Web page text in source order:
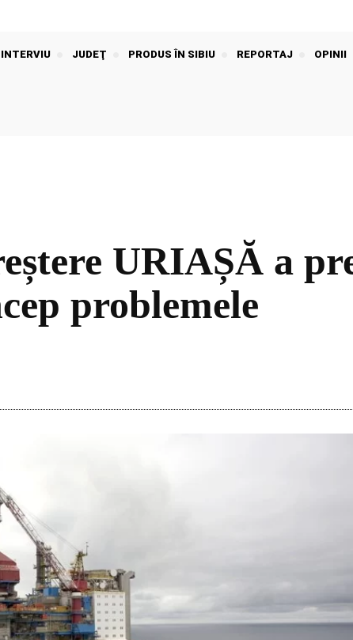
INTERVIU JUDEŢ PRODUS ÎN SIBIU REPORTAJ OPINII
URIAȘĂ a
problemele